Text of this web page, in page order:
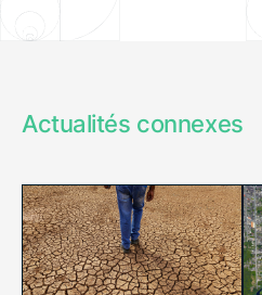
Actualités connexes